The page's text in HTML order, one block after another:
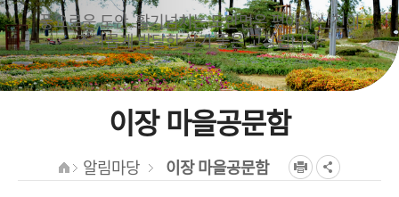
풍요로운 도안. 활기넘치는 도안면은 평야와 산천이
조화롭게 발달한 살기 좋은 고장입니다.
이장 마을공문함
알림마당 이장 마을공문함